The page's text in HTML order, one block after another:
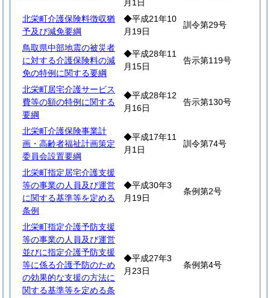
月1日
北栄町介護保険料徴収猶
予及び減免要綱
◆平成21年10
月19日
訓令第29号
鳥取県中部地震の被災者
に対する介護保険料の減
免の特例に関する要綱
◆平成28年11
月15日
告示第119号
北栄町居宅介護サービス
費等の額の特例に関する
要綱
◆平成28年12
月16日
告示第130号
北栄町介護保険事業計
画・高齢者福祉計画策定
委員会設置要綱
◆平成17年11
月1日
訓令第74号
北栄町指定居宅介護支援
等の事業の人員及び運営
に関する基準等を定める
条例
◆平成30年3
月19日
条例第2号
北栄町指定介護予防支援
等の事業の人員及び運営
並びに指定介護予防支援
等に係る介護予防のため
の効果的な支援の方法に
関する基準等を定める条
◆平成27年3
月23日
条例第4号